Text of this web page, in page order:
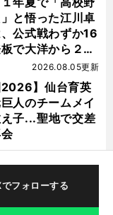
と悟った江川卓
公式戦わずか16
で大洋から２位
2026】仙台育英
人のチームメイ
え子...聖地で交差
2026.08.05更新
フォローする